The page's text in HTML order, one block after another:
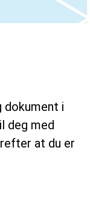
dokument i
deg med
at du er